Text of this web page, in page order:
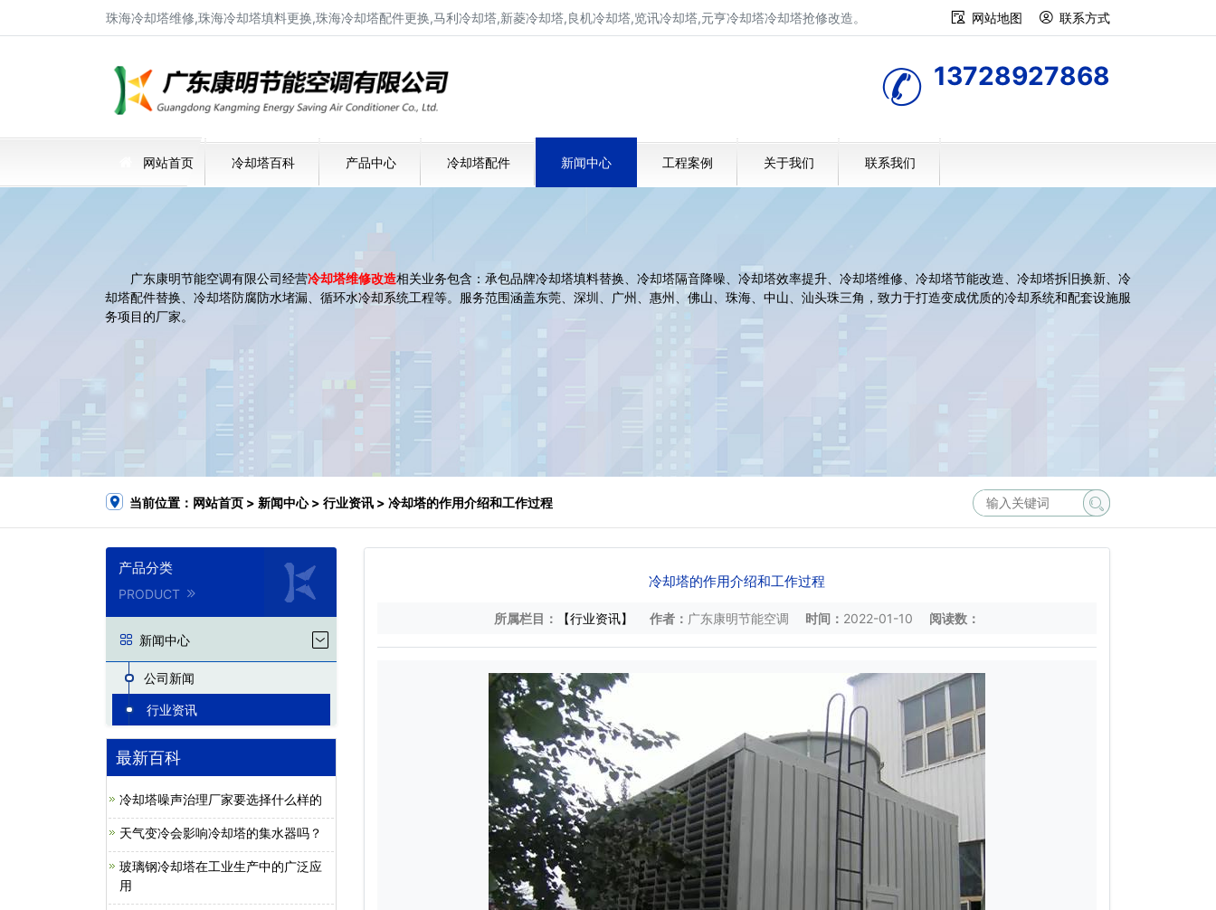
珠海冷却塔维修,珠海冷却塔填料更换,珠海冷却塔配件更换,马利冷却塔,新菱冷却塔,良机冷却塔,览讯冷却塔,元亨冷却塔冷却塔抢修改造。 网站地图 联系方式
13728927868
网站首页 冷却塔百科 产品中心 冷却塔配件 新闻中心 工程案例 关于我们 联系我们
广东康明节能空调有限公司经营冷却塔维修改造相关业务包含：承包品牌冷却塔填料替换、冷却塔隔音降噪、冷却塔效率提升、冷却塔维修、冷却塔节能改造、冷却塔拆旧换新、冷
却塔配件替换、冷却塔防腐防水堵漏、循环水冷却系统工程等。服务范围涵盖东莞、深圳、广州、惠州、佛山、珠海、中山、汕头珠三角，致力于打造变成优质的冷却系统和配套设施服
务项目的厂家。
当前位置： 网站首页 > 新闻中心> 行业资讯 > 冷却塔的作用介绍和工作过程
产品分类
PRODUCT
新闻中心
公司新闻
行业资讯
最新百科
冷却塔噪声治理厂家要选择什么样的
天气变冷会影响冷却塔的集水器吗？
玻璃钢冷却塔在工业生产中的广泛应
用
冷却塔的作用介绍和工作过程
所属栏目： 【行业资讯】 作者： 广东康明节能空调 时间： 2022-01-10 阅读数：